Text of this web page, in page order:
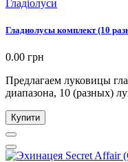
Гладиолусы комплект (10
0.00 грн
Предлагаем луковицы
диапазона, 10 (разных)
Купити